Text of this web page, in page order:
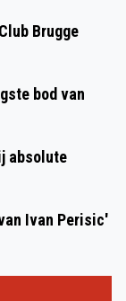
Brugge
bod van
absolute
Ivan Perisic'